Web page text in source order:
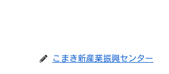
こまき新産業振興センター